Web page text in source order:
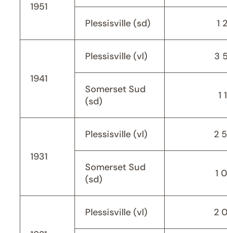
1951
Plessisville (sd) 1
1941
Plessisville (vl) 3
Somerset Sud
(sd)
1
1931
Plessisville (vl) 2
Somerset Sud
(sd)
1
Plessisville (vl) 2